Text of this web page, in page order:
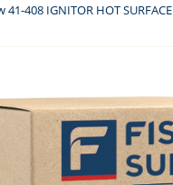
41-408 IGNITOR HOT SURFACE